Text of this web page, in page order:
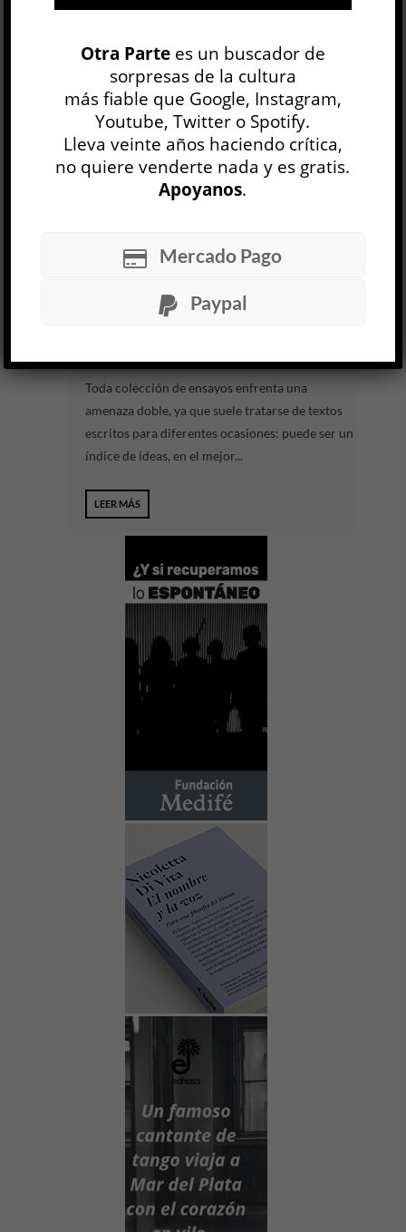
Laura Demaría
Matías Borg Oviedo
30 JUL
La provincia suele pensarse como región, zona
de extracción, ruralidad, interior y un largo
etcétera.
Provincias Un-Idas
propone, desde el
título, reclamar la palabra para leer el...
Los porqués de la rosa
TEORÍA Y ENSAYO
Toda colección de ensayos enfrenta una
amenaza doble, ya que suele tratarse de textos
escritos para diferentes ocasiones: puede ser un
índice de ideas, en el mejor...
LEER MÁS
Otra Partees un buscador de
sorpresas de la cultura
más fiable que Google, Instagram,
Youtube, Twitter o Spotify.
Lleva veinte años haciendo crítica,
no quiere venderte nada y es gratis.
Apoyanos.
Mercado Pago
Paypal